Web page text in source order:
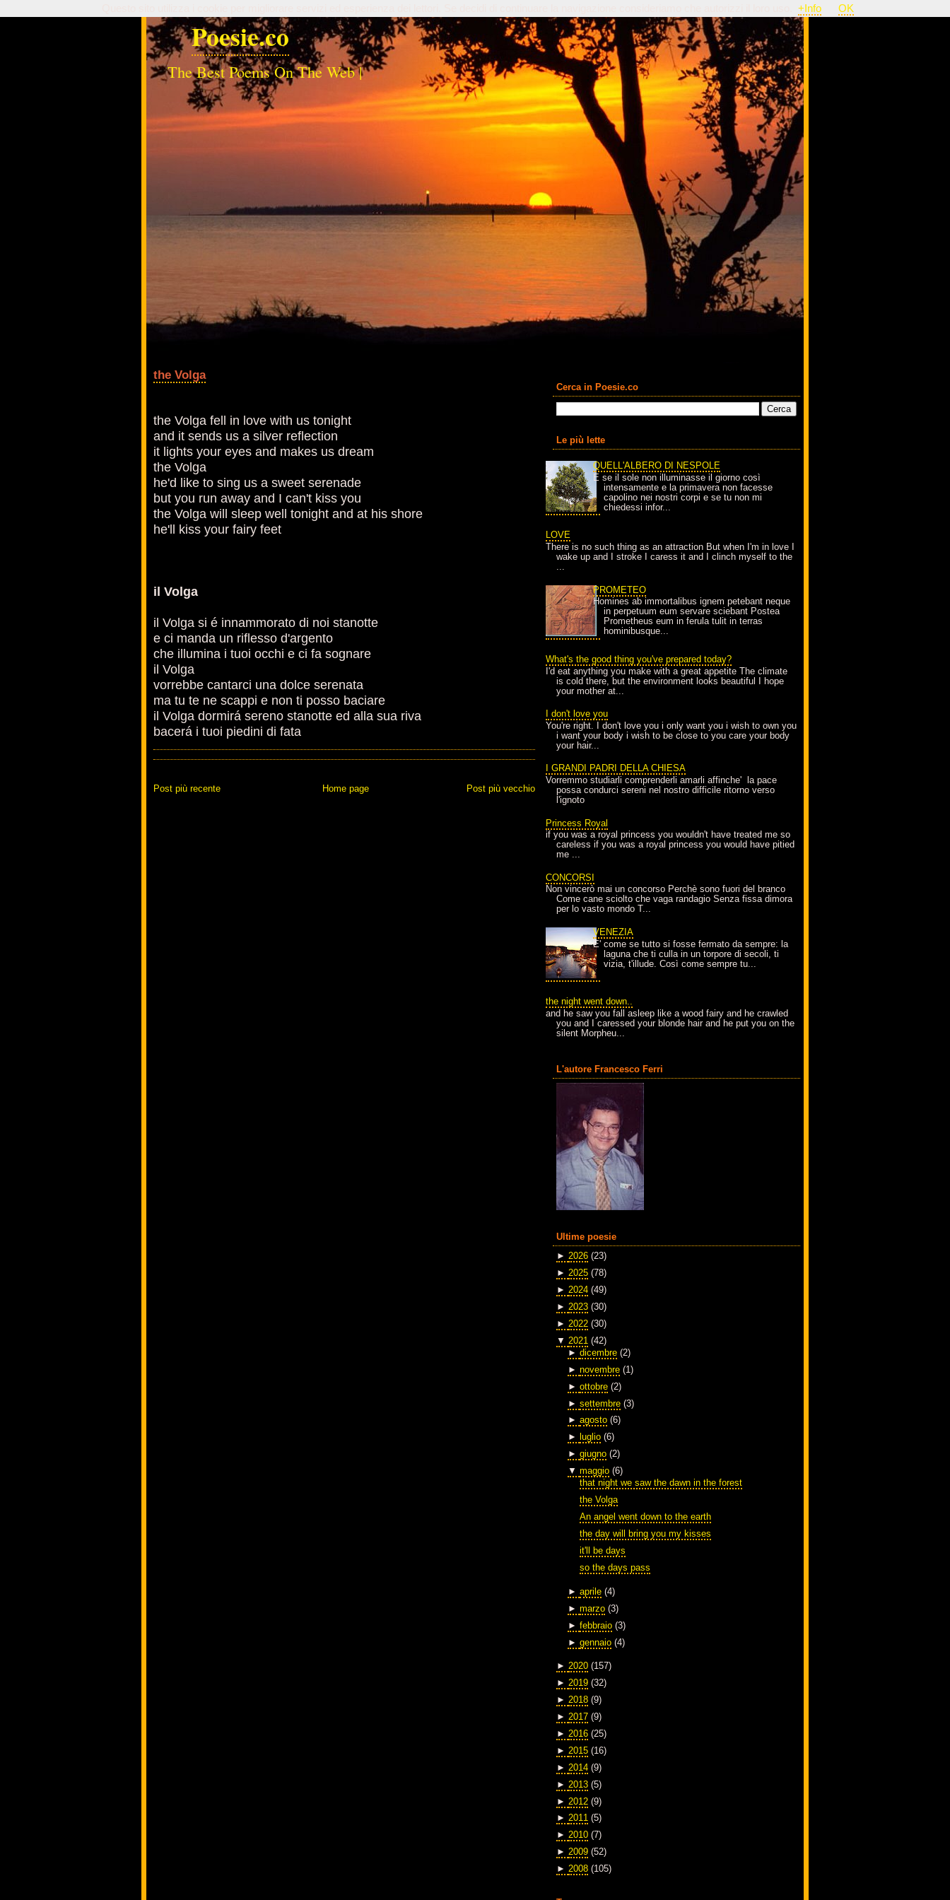
Poesie.co
The Best Poems On The Web |
the Volga
the Volga fell in love with us tonight
and it sends us a silver reflection
it lights your eyes and makes us dream
the Volga
he'd like to sing us a sweet serenade
but you run away and I can't kiss you
the Volga will sleep well tonight and at his shore
he'll kiss your fairy feet
il Volga
il Volga si é innammorato di noi stanotte
e ci manda un riflesso d'argento
che illumina i tuoi occhi e ci fa sognare
il Volga
vorrebbe cantarci una dolce serenata
ma tu te ne scappi e non ti posso baciare
il Volga dormirá sereno stanotte ed alla sua riva
bacerá i tuoi piedini di fata
Post più recente Post più vecchio
Home page
Cerca in Poesie.co
Le più lette
QUELL'ALBERO DI NESPOLE
E se il sole non illuminasse il giorno così
intensamente e la primavera non facesse
capolino nei nostri corpi e se tu non mi
chiedessi infor...
LOVE
There is no such thing as an attraction But when I'm in love I
wake up and I stroke I caress it and I clinch myself to the
...
PROMETEO
Homines ab immortalibus ignem petebant neque
in perpetuum eum servare sciebant Postea
Prometheus eum in ferula tulit in terras
hominibusque...
What's the good thing you've prepared today?
I'd eat anything you make with a great appetite The climate
is cold there, but the environment looks beautiful I hope
your mother at...
I don't love you
You're right. I don't love you i only want you i wish to own you
i want your body i wish to be close to you care your body
your hair...
I GRANDI PADRI DELLA CHIESA
Vorremmo studiarli comprenderli amarli affinche' la pace
possa condurci sereni nel nostro difficile ritorno verso
l'ignoto
Princess Royal
if you was a royal princess you wouldn't have treated me so
careless if you was a royal princess you would have pitied
me ...
CONCORSI
Non vincerò mai un concorso Perchè sono fuori del branco
Come cane sciolto che vaga randagio Senza fissa dimora
per lo vasto mondo T...
VENEZIA
E' come se tutto si fosse fermato da sempre: la
laguna che ti culla in un torpore di secoli, ti
vizia, t'illude. Così come sempre tu...
the night went down..
and he saw you fall asleep like a wood fairy and he crawled
you and I caressed your blonde hair and he put you on the
silent Morpheu...
L'autore Francesco Ferri
Ultime poesie
► 2026 (23)
► 2025 (78)
► 2024 (49)
► 2023 (30)
► 2022 (30)
▼ 2021 (42)
► dicembre (2)
► novembre (1)
► ottobre (2)
► settembre (3)
► agosto (6)
►
luglio (6)
► giugno (2)
▼ maggio (6)
that night we saw the dawn in the forest
the Volga
An angel went down to the earth
the day will bring you my kisses
it'll be days
so the days pass
► aprile (4)
► marzo (3)
► febbraio (3)
► gennaio (4)
► 2020 (157)
► 2019 (32)
► 2018 (9)
► 2017 (9)
► 2016 (25)
► 2015 (16)
► 2014 (9)
► 2013 (5)
► 2012 (9)
► 2011 (5)
► 2010 (7)
► 2009 (52)
► 2008 (105)
+Info OK